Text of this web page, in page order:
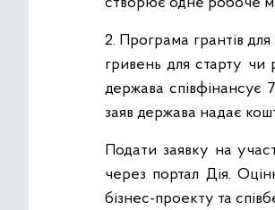
2. Програма грантів
гривень для старту чи
держава співфінансує
заяв держава надає
Подати заявку на
через портал Дія.
бізнес-проекту та